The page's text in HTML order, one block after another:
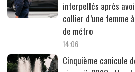
interpellés après
collier d’une femme
de métro
14:06
Cinquième canicule